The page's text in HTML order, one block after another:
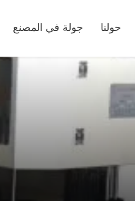
حولنا جولة في المصنع